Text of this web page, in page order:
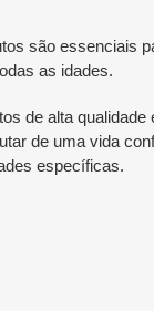
são essenciais
as idades.
de alta
de uma vida
específicas.